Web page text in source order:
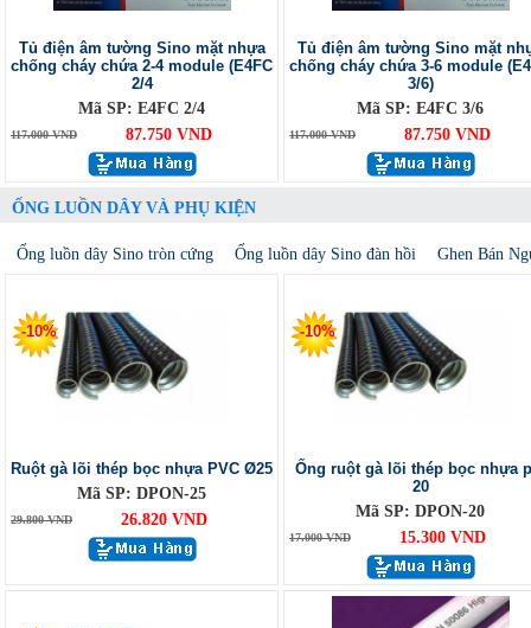
Tủ điện âm tường Sino mặt nhựa
chống cháy chứa 2-4 module (E4FC
2/4
Mã SP: E4FC 2/4
117.000 VND 87.750 VND
Tủ điện âm tường Sino mặt
chống cháy chứa 3-6 module
3/6)
Mã SP: E4FC 3/6
117.000 VND 87.750 VND
ỐNG LUỒN DÂY VÀ PHỤ KIỆN
Ống luồn dây Sino tròn cứng Ống luồn dây Sino đàn hồi Ghen Bán
-10%
Ruột gà lõi thép bọc nhựa PVC Ø25
Mã SP: DPON-25
29.800 VND 26.820 VND
-10%
Ống ruột gà lõi thép bọc nhựa
20
Mã SP: DPON-20
17.000 VND 15.300 VND